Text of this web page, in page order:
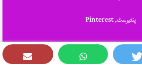
پنٹیرسٹ, Pinterest
Theme Designed & Developed By